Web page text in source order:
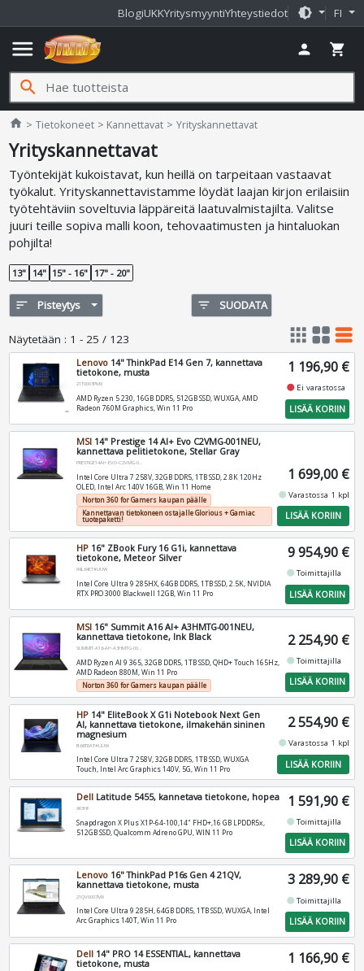
BlogiUKKYritysmyyntiYhteystiedot brightness_medium FI
menu person shopping_cart
search
home Jimms.fi
Tietokoneet Kannettavat Yrityskannettavat
Yrityskannettavat
Työntekijät kukoistavat, kun heillä on tarpeitaan vastaavat
työkalut. Yrityskannettavistamme löydät laajan kirjon erilaisiin
työtehtäviin soveltuvia läppäreitä laatuvalmistajilta. Valitse
juuri teille sopiva malli koon, tehovaatimusten ja hintaluokan
pohjilta!
13" 14" 15" - 16" 17" - 20"
sort Pisteytys filter_list SUODATA
Näytetään : 1 - 25 / 123 apps grid_view table_rows
Lenovo 14" ThinkPad E14 Gen 7, kannettava
tietokone, musta
21T0003PMX
AMD Ryzen 5 230, 16GB DDR5, 512GB SSD, WUXGA, AMD
Radeon 760M Graphics, Win 11 Pro
1 196,90 €
fiber_manual_record Ei varastossa
LISÄÄ KORIIN
MSI 14" Prestige 14 AI+ Evo C2VMG-001NEU,
kannettava pelitietokone, Stellar Gray
PRESTIGE14AI+-EVO-C2VMG-001NEU
Intel Core Ultra 7 258V, 32GB DDR5, 1TB SSD, 2.8K 120Hz
OLED, Intel Arc 140V 16GB, Win 11 Home
Norton 360 for Gamers kaupan päälle
Kannettavan tietokoneen ostajalle Glorious + Gamiac
tuotepaketti!
1 699,00 €
fiber_manual_record Varastossa 1 kpl
LISÄÄ KORIIN
HP 16" ZBook Fury 16 G1i, kannettava
tietokone, Meteor Silver
98L64ET#UUW
Intel Core Ultra 9 285HX, 64GB DDR5, 1TB SSD, 2.5K, NVIDIA
RTX PRO 3000 Blackwell 12GB, Win 11 Pro
9 954,90 €
fiber_manual_recordToimittajilla
LISÄÄ KORIIN
MSI 16" Summit A16 AI+ A3HMTG-001NEU,
kannettava tietokone, Ink Black
SUMMIT-A16-AI+-A3HMTG-001NEU
AMD Ryzen AI 9 365, 32GB DDR5, 1TB SSD, QHD+ Touch 165Hz,
AMD Radeon 880M, Win 11 Pro
Norton 360 for Gamers kaupan päälle
2 254,90 €
fiber_manual_recordToimittajilla
LISÄÄ KORIIN
HP 14" EliteBook X G1i Notebook Next Gen
AI, kannettava tietokone, ilmakehän sininen
magnesium
B66TRAT#UUW
Intel Core Ultra 7 258V, 32GB DDR5, 1TB SSD, WUXGA
Touch, Intel Arc Graphics 140V, 5G, Win 11 Pro
2 554,90 €
fiber_manual_record Varastossa 1 kpl
LISÄÄ KORIIN
Dell Latitude 5455, kannetava tietokone, hopea
XR3HF
Snapdragon X Plus X1P-64-100,14" FHD+,16 GB LPDDR5x,
512GB SSD, Qualcomm Adreno GPU, WIN 11 Pro
1 591,90 €
fiber_manual_recordToimittajilla
LISÄÄ KORIIN
Lenovo 16" ThinkPad P16s Gen 4 21QV,
kannettava tietokone, musta
21QV0007MX
Intel Core Ultra 9 285H, 64GB DDR5, 1TB SSD, WUXGA, Intel
Arc Graphics 140T, Win 11 Pro
3 289,90 €
fiber_manual_recordToimittajilla
LISÄÄ KORIIN
Dell 14" PRO 14 ESSENTIAL, kannettava
tietokone, musta
1 166,90 €